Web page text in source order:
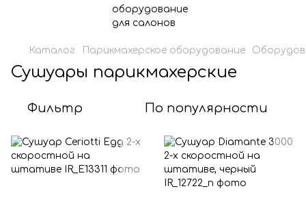
Каталог Парикмахерское оборудование
Сушуары парикмахерские
Фильтр По популярности